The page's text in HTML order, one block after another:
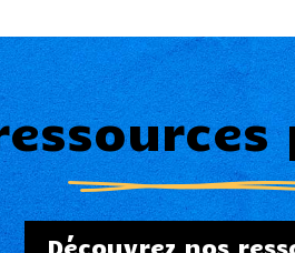
Découvrez nos